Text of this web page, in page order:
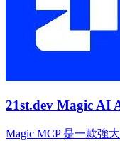
21st.dev Magic AI
Magic MCP 是一款強